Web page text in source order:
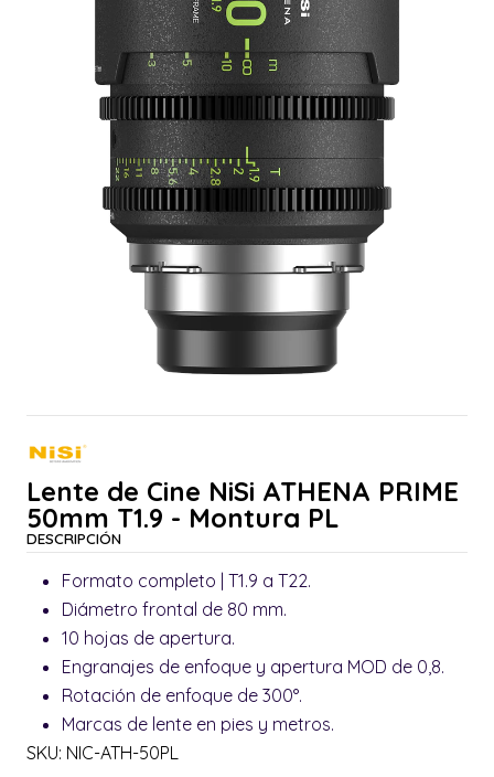
Lente de Cine NiSi ATHENA PRIME
50mm T1.9 - Montura PL
DESCRIPCIÓN
Formato completo | T1.9 a T22.
Diámetro frontal de 80 mm.
10 hojas de apertura.
Engranajes de enfoque y apertura MOD de 0,8.
Rotación de enfoque de 300°.
Marcas de lente en pies y metros.
SKU: NIC-ATH-50PL